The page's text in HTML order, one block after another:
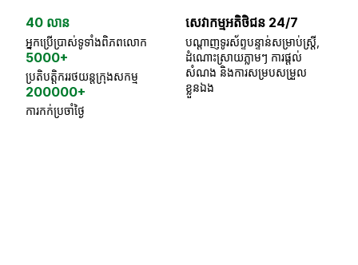
40 លាន
អ្នកប្រើប្រាស់ទូទាំងពិភពលោក
5000+
ប្រតិបត្តិកររថយន្តក្រុងសកម្ម
200000+
ការកក់ប្រចាំថ្ងៃ
សេវាកម្មអតិថិជន 24/7
បណ្តាញទូរស័ព្ទបន្ទាន់សម្រាប់ស្ត្រី,
ដំណោះស្រាយភ្លាមៗ ការផ្តល់
សំណង និងការសម្របសម្រួល
ខ្លួនឯង